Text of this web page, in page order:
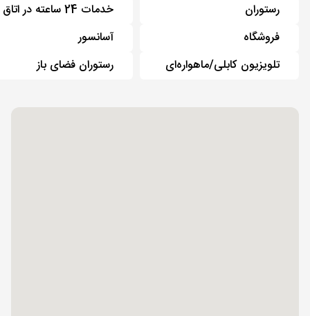
رستوران
فروشگاه
تلویزیون کابلی/ماهواره‌ای
خدمات 24 ساعته در اتاق
آسانسور
رستوران فضای باز